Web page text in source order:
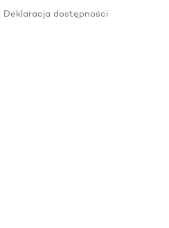
Deklaracja dostępności